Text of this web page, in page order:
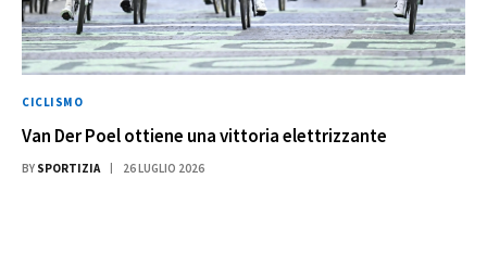
CICLISMO
Van Der Poel ottiene una vittoria elettrizzante
BY SPORTIZIA 26 LUGLIO 2026